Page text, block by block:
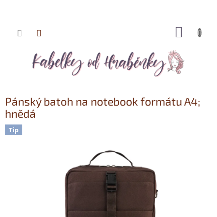
Přejít
Pánský batoh na notebook formátu A4;
hnědá
Tip